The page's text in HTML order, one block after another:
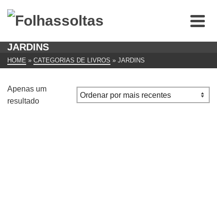
JARDINS
HOME » CATEGORIAS DE LIVROS » JARDINS
Apenas um
resultado